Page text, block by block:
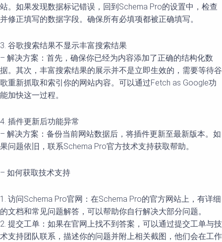
站。如果发现数据标记错误，回到Schema Pro的设置中，检查
并修正填写的数据字段。确保所有必填项都被正确填写。
3. 谷歌搜索结果不显示丰富搜索结果
– 解决方案：首先，确保你已经为内容添加了正确的结构化数
据。其次，丰富搜索结果的展示并不是立即生效的，需要等待谷
歌重新抓取和索引你的网站内容。可以通过Fetch as Google功
能加快这一过程。
4. 插件更新后功能异常
– 解决方案：备份当前网站数据后，将插件更新至最新版本。如
果问题依旧，联系Schema Pro官方技术支持获取帮助。
– 如何获取技术支持
1. 访问Schema Pro官网：在Schema Pro的官方网站上，有详细
的文档和常见问题解答，可以帮助你自行解决大部分问题。
2. 提交工单：如果在官网上找不到答案，可以通过提交工单与技
术支持团队联系，描述你的问题并附上相关截图，他们会在工作